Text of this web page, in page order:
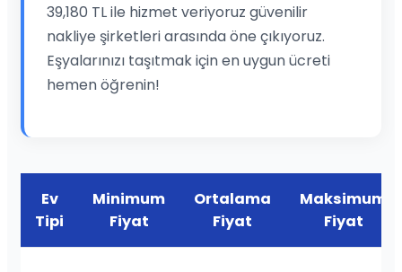
39,180 TL ile hizmet veriyoruz güvenilir
nakliye şirketleri arasında öne çıkıyoruz.
Eşyalarınızı taşıtmak için en uygun ücreti
hemen öğrenin!
Ev
Tipi
Minimum
Fiyat
Ortalama
Fiyat
Maksimum
Fiyat